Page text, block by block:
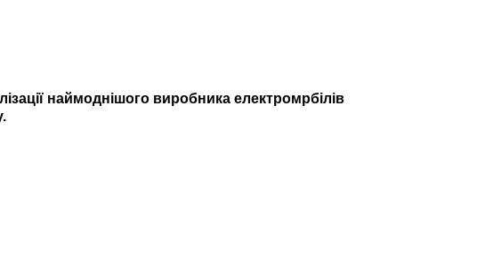
наймоднішого виробника електромрбілів